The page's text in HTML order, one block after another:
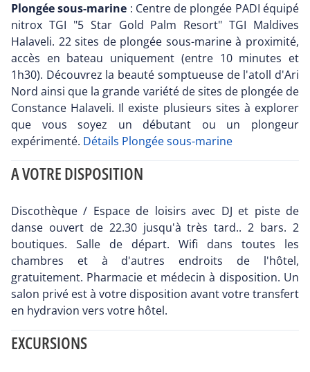
Plongée sous-marine : Centre de plongée PADI équipé
nitrox TGI "5 Star Gold Palm Resort" TGI Maldives
Halaveli. 22 sites de plongée sous-marine à proximité,
accès en bateau uniquement (entre 10 minutes et
1h30). Découvrez la beauté somptueuse de l'atoll d'Ari
Nord ainsi que la grande variété de sites de plongée de
Constance Halaveli. Il existe plusieurs sites à explorer
que vous soyez un débutant ou un plongeur
expérimenté. Détails Plongée sous-marine
A VOTRE DISPOSITION
Discothèque / Espace de loisirs avec DJ et piste de
danse ouvert de 22.30 jusqu'à très tard.. 2 bars. 2
boutiques. Salle de départ. Wifi dans toutes les
chambres et à d'autres endroits de l'hôtel,
gratuitement. Pharmacie et médecin à disposition. Un
salon privé est à votre disposition avant votre transfert
en hydravion vers votre hôtel.
EXCURSIONS